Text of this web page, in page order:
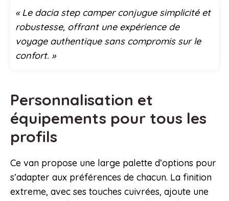
« Le dacia step camper conjugue simplicité et
robustesse, offrant une expérience de
voyage authentique sans compromis sur le
confort. »
Personnalisation et
équipements pour tous les
profils
Ce van propose une large palette d’options pour
s’adapter aux préférences de chacun. La finition
extreme, avec ses touches cuivrées, ajoute une